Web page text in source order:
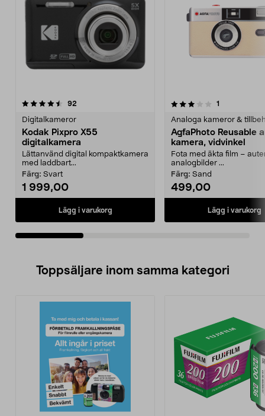
92
Digitalkameror
Kodak Pixpro X55
digitalkamera
Lättanvänd digital kompaktkamera
med laddbart...
Färg: Svart
1 999,00
Lägg i varukorg
3.0av 5 stjärnor 1
Analoga kameror &
AgfaPhoto Reusable
kamera, vidvinkel
Fota med äkta film –
analogbilder ...
Färg: Sand
499,00
Lägg i varukorg
3.0av 5 stjärnor
Toppsäljare inom samma kategori